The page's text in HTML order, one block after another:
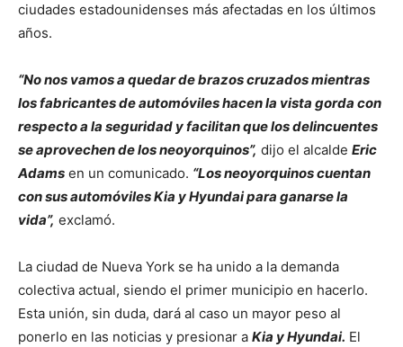
ciudades estadounidenses más afectadas en los últimos
años.
“No nos vamos a quedar de brazos cruzados mientras
los fabricantes de automóviles hacen la vista gorda con
respecto a la seguridad y facilitan que los delincuentes
se aprovechen de los neoyorquinos”, dijo el alcalde Eric
Adams en un comunicado. “Los neoyorquinos cuentan
con sus automóviles Kia y Hyundai para ganarse la
vida”, exclamó.
La ciudad de Nueva York se ha unido a la demanda
colectiva actual, siendo el primer municipio en hacerlo.
Esta unión, sin duda, dará al caso un mayor peso al
ponerlo en las noticias y presionar a Kia y Hyundai. El